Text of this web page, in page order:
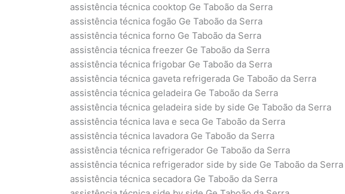
assistência técnica cooktop Ge Taboão da Serra
assistência técnica fogão Ge Taboão da Serra
assistência técnica forno Ge Taboão da Serra
assistência técnica freezer Ge Taboão da Serra
assistência técnica frigobar Ge Taboão da Serra
assistência técnica gaveta refrigerada Ge Taboão da Serra
assistência técnica geladeira Ge Taboão da Serra
assistência técnica geladeira side by side Ge Taboão da Serra
assistência técnica lava e seca Ge Taboão da Serra
assistência técnica lavadora Ge Taboão da Serra
assistência técnica refrigerador Ge Taboão da Serra
assistência técnica refrigerador side by side Ge Taboão da Serra
assistência técnica secadora Ge Taboão da Serra